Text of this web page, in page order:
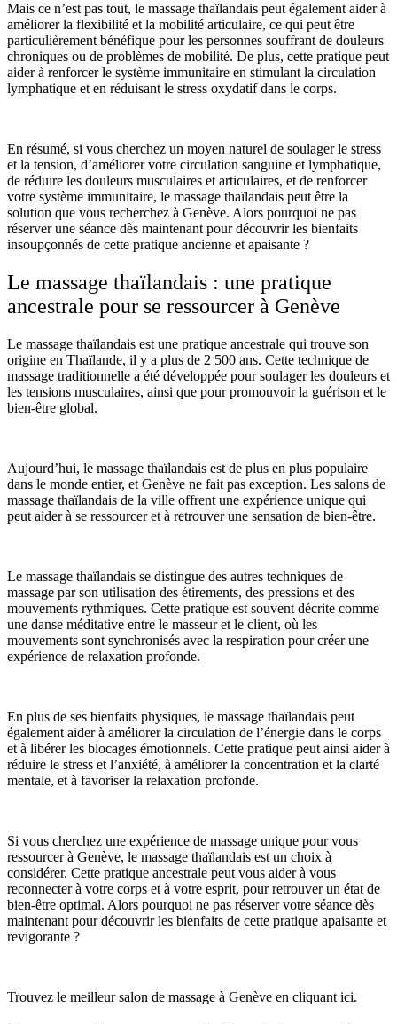
Mais ce n’est pas tout, le massage thaïlandais peut également aider à
améliorer la flexibilité et la mobilité articulaire, ce qui peut être
particulièrement bénéfique pour les personnes souffrant de douleurs
chroniques ou de problèmes de mobilité. De plus, cette pratique peut
aider à renforcer le système immunitaire en stimulant la circulation
lymphatique et en réduisant le stress oxydatif dans le corps.
En résumé, si vous cherchez un moyen naturel de soulager le stress
et la tension, d’améliorer votre circulation sanguine et lymphatique,
de réduire les douleurs musculaires et articulaires, et de renforcer
votre système immunitaire, le massage thaïlandais peut être la
solution que vous recherchez à Genève. Alors pourquoi ne pas
réserver une séance dès maintenant pour découvrir les bienfaits
insoupçonnés de cette pratique ancienne et apaisante ?
Le massage thaïlandais : une pratique
ancestrale pour se ressourcer à Genève
Le massage thaïlandais est une pratique ancestrale qui trouve son
origine en Thaïlande, il y a plus de 2 500 ans. Cette technique de
massage traditionnelle a été développée pour soulager les douleurs et
les tensions musculaires, ainsi que pour promouvoir la guérison et le
bien-être global.
Aujourd’hui, le massage thaïlandais est de plus en plus populaire
dans le monde entier, et Genève ne fait pas exception. Les salons de
massage thaïlandais de la ville offrent une expérience unique qui
peut aider à se ressourcer et à retrouver une sensation de bien-être.
Le massage thaïlandais se distingue des autres techniques de
massage par son utilisation des étirements, des pressions et des
mouvements rythmiques. Cette pratique est souvent décrite comme
une danse méditative entre le masseur et le client, où les
mouvements sont synchronisés avec la respiration pour créer une
expérience de relaxation profonde.
En plus de ses bienfaits physiques, le massage thaïlandais peut
également aider à améliorer la circulation de l’énergie dans le corps
et à libérer les blocages émotionnels. Cette pratique peut ainsi aider à
réduire le stress et l’anxiété, à améliorer la concentration et la clarté
mentale, et à favoriser la relaxation profonde.
Si vous cherchez une expérience de massage unique pour vous
ressourcer à Genève, le massage thaïlandais est un choix à
considérer. Cette pratique ancestrale peut vous aider à vous
reconnecter à votre corps et à votre esprit, pour retrouver un état de
bien-être optimal. Alors pourquoi ne pas réserver votre séance dès
maintenant pour découvrir les bienfaits de cette pratique apaisante et
revigorante ?
Trouvez le meilleur salon de massage à Genève en cliquant ici.